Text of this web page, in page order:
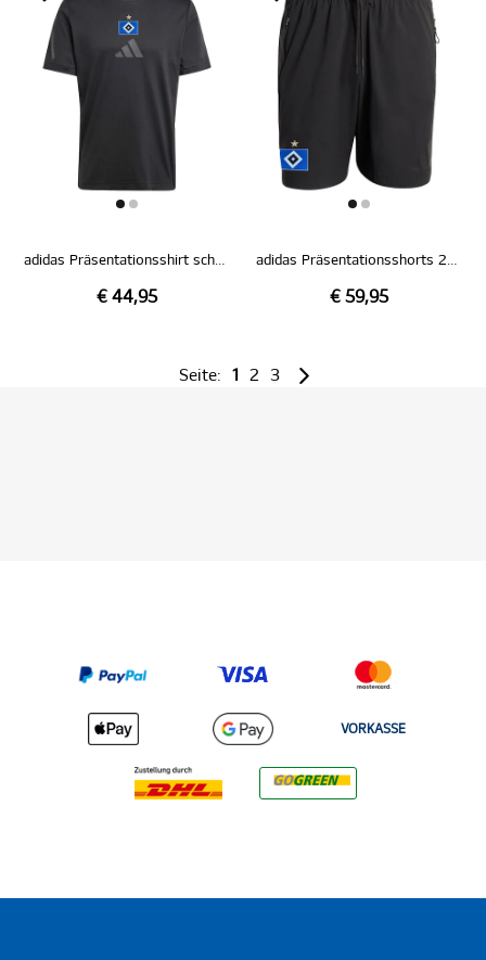
adidas Präsentationsshirt schwarz 26/27
€ 44,95
adidas Präsentationsshorts 26/27
€ 59,95
Seite: 1 2 3
VORKASSE